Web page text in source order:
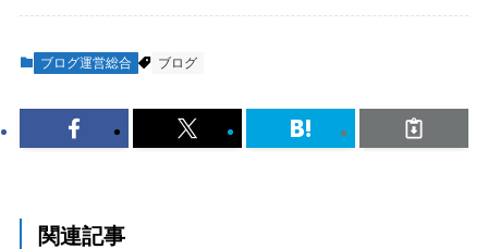
ブログ運営総合 ブログ
関連記事